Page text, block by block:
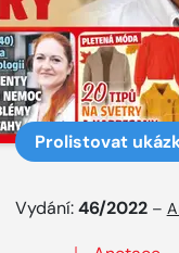
Prolistovat
Vydání:46/2022 –